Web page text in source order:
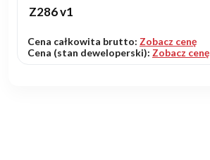
Z286 v1
Cena całkowita brutto: Zobacz cenę
Cena (stan deweloperski): Zobacz cenę